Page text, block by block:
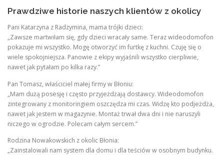
Prawdziwe historie naszych klientów z okolicy
Pani Katarzyna z Radzymina, mama trójki dzieci:
„Zawsze martwiłam się, gdy dzieci wracały same. Teraz wideodomofon
pokazuje mi wszystko. Mogę otworzyć im furtkę z kuchni. Czuję się o
wiele spokojniejsza. Panowie z ekipy wyjaśnili wszystko cierpliwie,
nawet jak pytałam po kilka razy.”
Pan Tomasz, właściciel małej firmy w Błoniu:
„Mam dużą posesję i często przyjeżdżają dostawcy. Wideodomofon
zintegrowany z monitoringiem oszczędza mi czas. Widzę kto podjeżdża,
nawet jak jestem w magazynie. Montaż trwał dwa dni i nie naruszyli
niczego w ogrodzie. Polecam całym sercem.”
Rodzina Nowakowskich z okolic Błonia:
„Zainstalowali nam system dla domu i dla teściów w osobnym budynku.